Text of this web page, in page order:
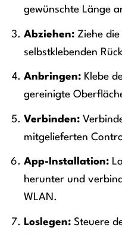
gewünschte Länge
Abziehen:Ziehe die
selbstklebenden
Anbringen:Klebe
gereinigte
Verbinden:
mitgelieferten
App-Installation:
herunter und
WLAN.
Loslegen:Steuere